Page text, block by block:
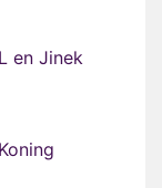
en Jinek